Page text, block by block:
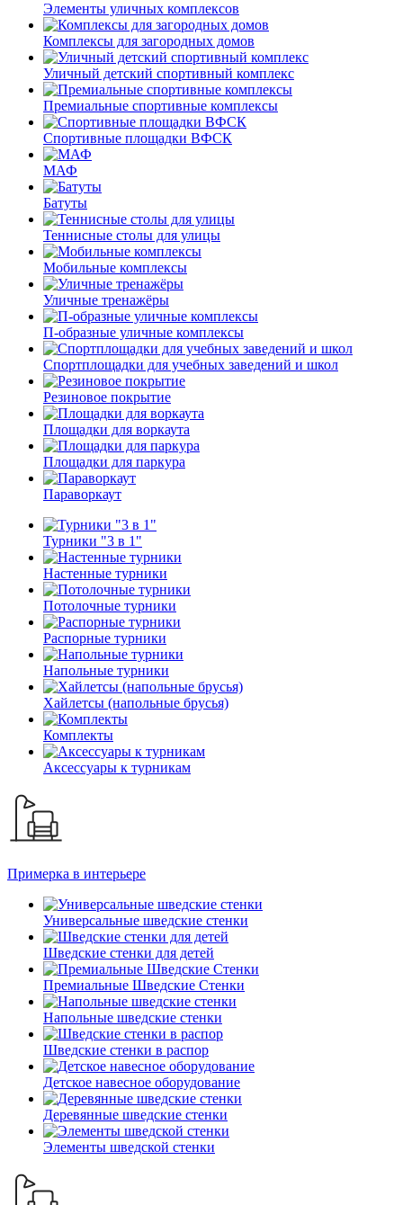
Элементы уличных комплексов
Комплексы для загородных домов
Уличный детский спортивный комплекс
Премиальные спортивные комплексы
Спортивные площадки ВФСК
МАФ
Батуты
Теннисные столы для улицы
Мобильные комплексы
Уличные тренажёры
П-образные уличные комплексы
Спортплощадки для учебных заведений и школ
Резиновое покрытие
Площадки для воркаута
Площадки для паркура
Параворкаут
Турники "3 в 1"
Настенные турники
Потолочные турники
Распорные турники
Напольные турники
Хайлетсы (напольные брусья)
Комплекты
Аксессуары к турникам
Примерка в интерьере
Универсальные шведские стенки
Шведские стенки для детей
Премиальные Шведские Стенки
Напольные шведские стенки
Шведские стенки в распор
Детское навесное оборудование
Деревянные шведские стенки
Элементы шведской стенки